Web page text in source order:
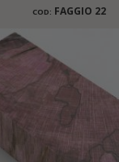
COD: FAGGIO 22